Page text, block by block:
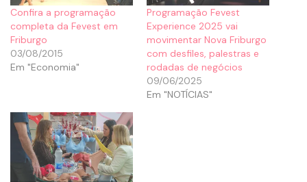
Confira a programação
completa da Fevest em
Friburgo
03/08/2015
Em "Economia"
Programação Fevest
Experience 2025 vai
movimentar Nova Friburgo
com desfiles, palestras e
rodadas de negócios
09/06/2025
Em "NOTÍCIAS"